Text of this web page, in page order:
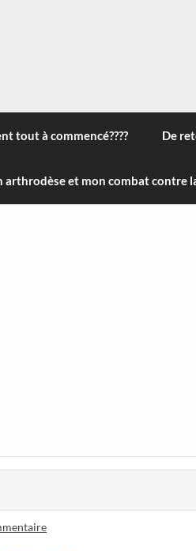
des nouveautés
Bonne visite
tout à commencé???? De
arthrodèse et mon combat contre